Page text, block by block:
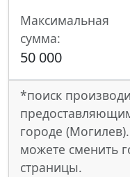
Максимальная
сумма:
50 000
*поиск
городе
можете сменить
страницы.